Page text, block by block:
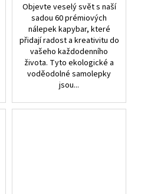
Objevte veselý svět s naší
sadou 60 prémiových
nálepek kapybar, které
přidají radost a kreativitu do
vašeho každodenního
života. Tyto ekologické a
voděodolné samolepky
jsou...